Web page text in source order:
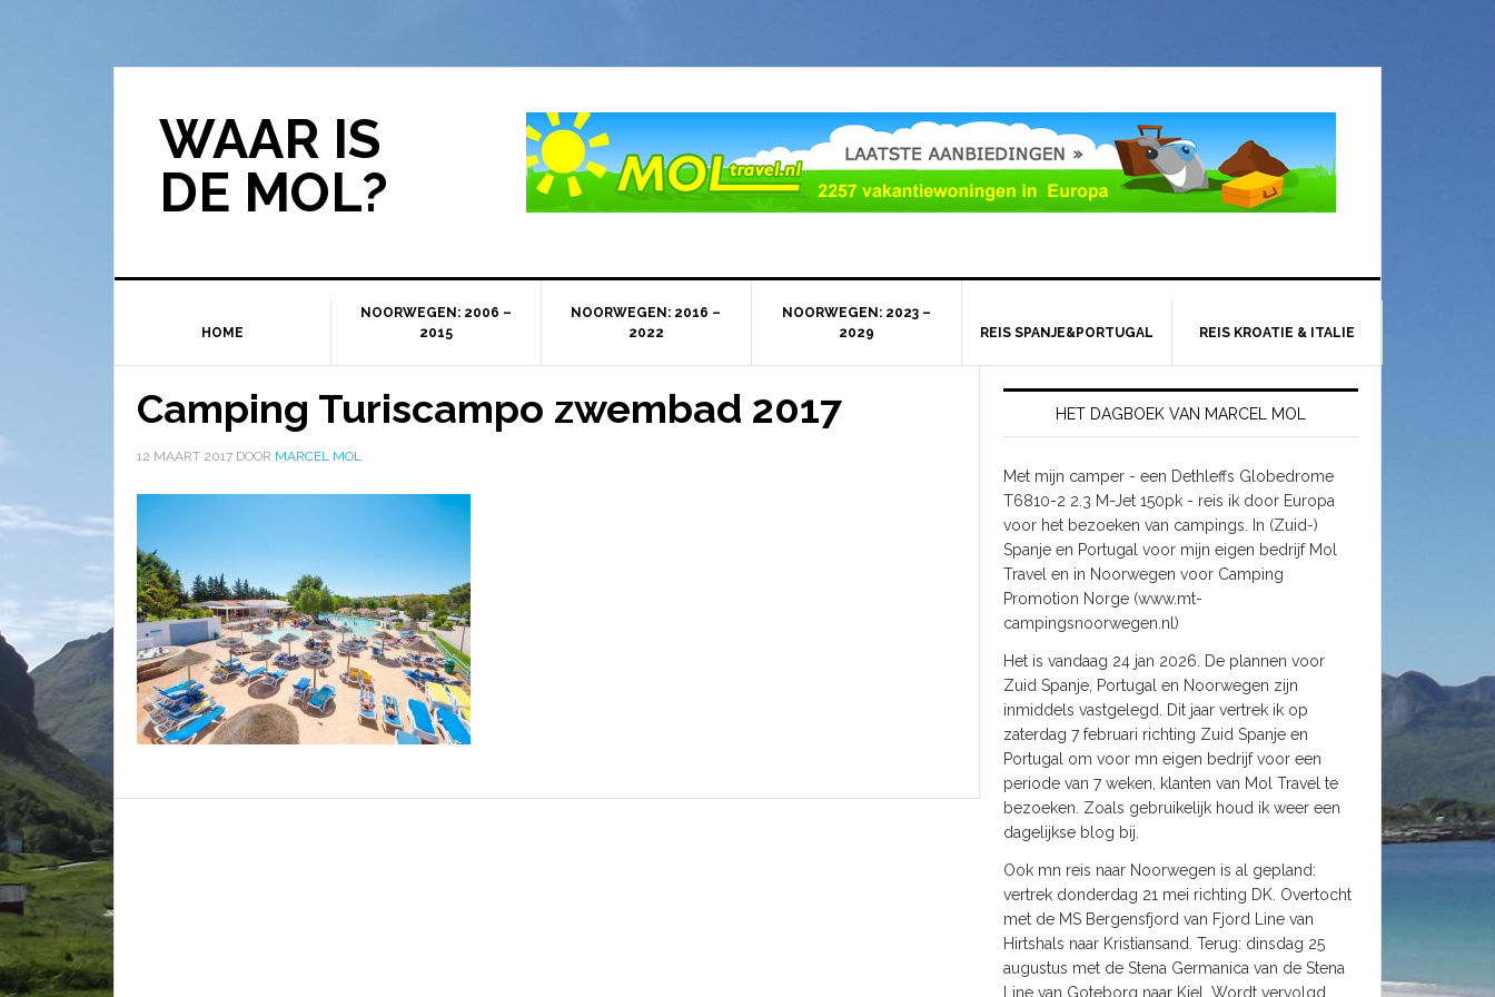
WAAR IS
DE MOL?
HOME
NOORWEGEN: 2006 –
2015
NOORWEGEN: 2016 –
2022
NOORWEGEN: 2023 –
2029
REIS SPANJE&PORTUGAL REIS KROATIE & ITALIE
Camping Turiscampo zwembad 2017
12 MAART 2017 DOOR MARCEL MOL
HET DAGBOEK VAN MARCEL MOL
Met mijn camper - een Dethleffs Globedrome
T6810-2 2.3 M-Jet 150pk - reis ik door Europa
voor het bezoeken van campings. In (Zuid-)
Spanje en Portugal voor mijn eigen bedrijf Mol
Travel en in Noorwegen voor Camping
Promotion Norge (www.mt-
campingsnoorwegen.nl)
Het is vandaag 24 jan 2026. De plannen voor
Zuid Spanje, Portugal en Noorwegen zijn
inmiddels vastgelegd. Dit jaar vertrek ik op
zaterdag 7 februari richting Zuid Spanje en
Portugal om voor mn eigen bedrijf voor een
periode van 7 weken, klanten van Mol Travel te
bezoeken. Zoals gebruikelijk houd ik weer een
dagelijkse blog bij.
Ook mn reis naar Noorwegen is al gepland:
vertrek donderdag 21 mei richting DK. Overtocht
met de MS Bergensfjord van Fjord Line van
Hirtshals naar Kristiansand. Terug: dinsdag 25
augustus met de Stena Germanica van de Stena
Line van Goteborg naar Kiel. Wordt vervolgd.